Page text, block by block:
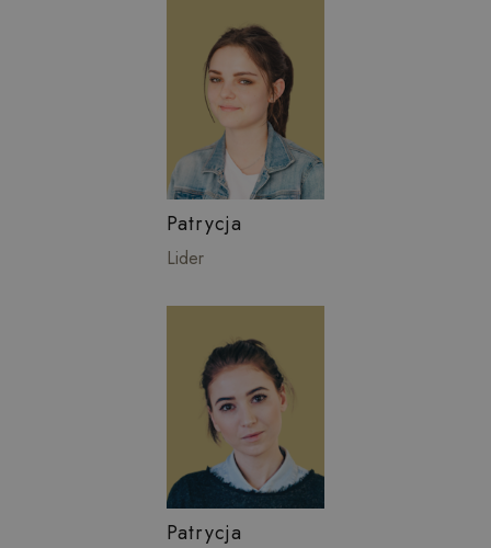
Patrycja
Lider
Patrycja